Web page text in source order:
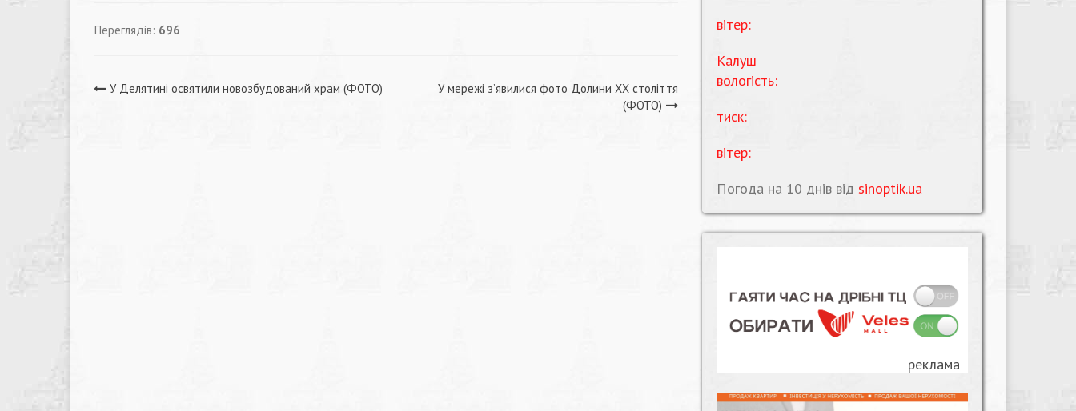
Переглядів: 696
Навігація
У Делятині освятили новозбудований храм (ФОТО)
У мережі з’явилися фото Долини XX століття
(ФОТО)
вітер:
Калуш
вологість:
тиск:
вітер:
Погода на 10 днів від sinoptik.ua